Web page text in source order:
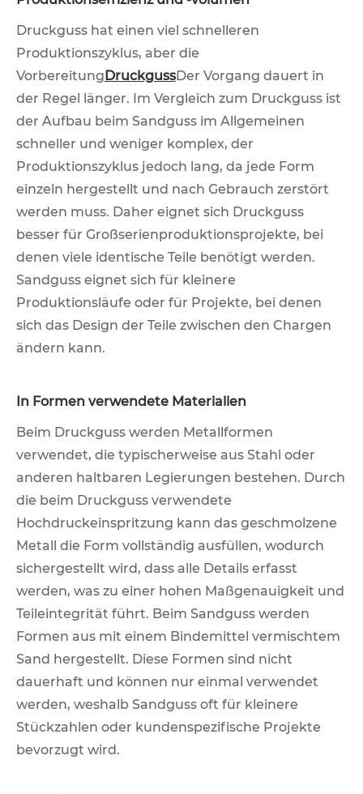
Druckguss hat einen viel schnelleren
Produktionszyklus, aber die
VorbereitungDruckgussDer Vorgang dauert in
der Regel länger. Im Vergleich zum Druckguss ist
der Aufbau beim Sandguss im Allgemeinen
schneller und weniger komplex, der
Produktionszyklus jedoch lang, da jede Form
einzeln hergestellt und nach Gebrauch zerstört
werden muss. Daher eignet sich Druckguss
besser für Großserienproduktionsprojekte, bei
denen viele identische Teile benötigt werden.
Sandguss eignet sich für kleinere
Produktionsläufe oder für Projekte, bei denen
sich das Design der Teile zwischen den Chargen
ändern kann.
In Formen verwendete Materialien
Beim Druckguss werden Metallformen
verwendet, die typischerweise aus Stahl oder
anderen haltbaren Legierungen bestehen. Durch
die beim Druckguss verwendete
Hochdruckeinspritzung kann das geschmolzene
Metall die Form vollständig ausfüllen, wodurch
sichergestellt wird, dass alle Details erfasst
werden, was zu einer hohen Maßgenauigkeit und
Teileintegrität führt. Beim Sandguss werden
Formen aus mit einem Bindemittel vermischtem
Sand hergestellt. Diese Formen sind nicht
dauerhaft und können nur einmal verwendet
werden, weshalb Sandguss oft für kleinere
Stückzahlen oder kundenspezifische Projekte
bevorzugt wird.